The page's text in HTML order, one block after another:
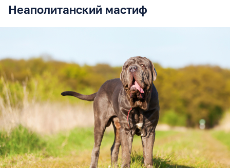
Неаполитанский мастиф